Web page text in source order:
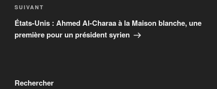
Article
suivant
SUIVANT
États-Unis : Ahmed Al-Charaa à la Maison blanche, une
première pour un président syrien
Rechercher